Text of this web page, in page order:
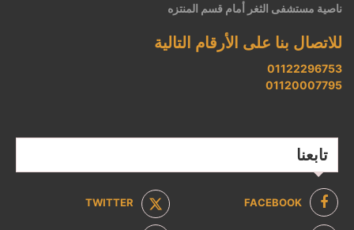
ناصية مستشفى الثغر أمام قسم المنتزه
للاتصال بنا على الأرقام التالية
01122296753
01120007795
تابعنا
FACEBOOK
TWITTER